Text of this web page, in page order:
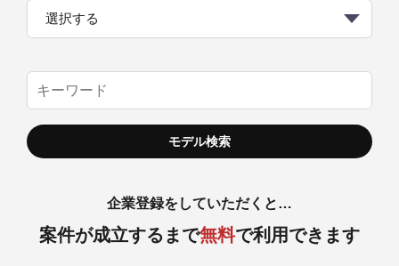
選択する
企業登録をしていただくと…
案件が成立するまで無料で利用できます